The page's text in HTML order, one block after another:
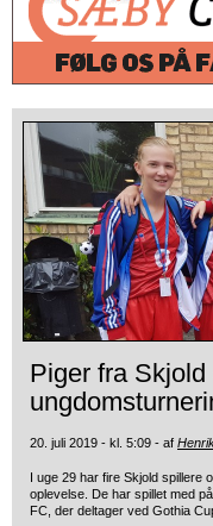
Piger fra
20. juli 2019 - kl. 5:09 - af
I uge 29 har fire Skjold spillere
oplevelse. De har spillet med
FC, der deltager ved Gothia